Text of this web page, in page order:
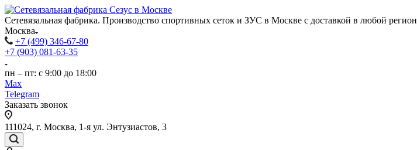
Сетевязальная фабрика. Производство спортивных сеток и ЗУС в Москве с доставкой в любой регион
Москва
+7 (499) 346-67-80
+7 (903) 081-63-35
пн – пт: с 9:00 до 18:00
Max
Telegram
Заказать звонок
111024, г. Москва, 1-я ул. Энтузиастов, 3